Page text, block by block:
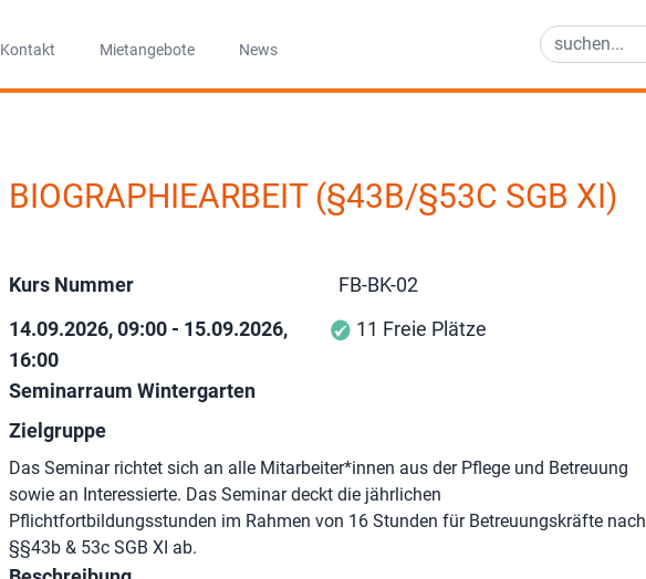
Kontakt Mietangebote News
BIOGRAPHIEARBEIT (§43B/§53C SGB XI)
Kurs Nummer
FB-BK-02
14.09.2026, 09:00 - 15.09.2026,
16:00
Seminarraum Wintergarten
11 Freie Plätze
Zielgruppe
Das Seminar richtet sich an alle Mitarbeiter*innen aus der Pflege und Betreuung
sowie an Interessierte. Das Seminar deckt die jährlichen
Pflichtfortbildungsstunden im Rahmen von 16 Stunden für Betreuungskräfte nach
§§43b & 53c SGB XI ab.